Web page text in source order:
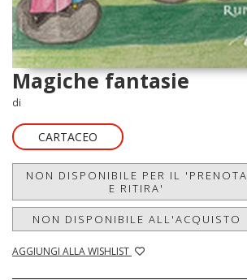
Magiche fantasie
di
CARTACEO
NON DISPONIBILE PER IL 'PRENOTA
E RITIRA'
NON DISPONIBILE ALL'ACQUISTO
AGGIUNGI ALLA WISHLIST